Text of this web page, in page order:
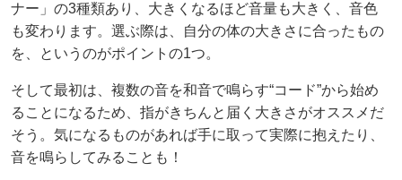
ナー」の3種類あり、大きくなるほど音量も大きく、音色
も変わります。選ぶ際は、自分の体の大きさに合ったもの
を、というのがポイントの1つ。
そして最初は、複数の音を和音で鳴らす“コード”から始め
ることになるため、指がきちんと届く大きさがオススメだ
そう。気になるものがあれば手に取って実際に抱えたり、
音を鳴らしてみることも！